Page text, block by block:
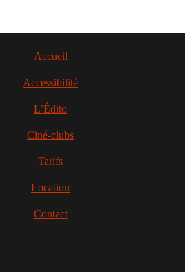
Accueil
Accessibilité
L’Édito
Ciné-clubs
Tarifs
Location
Contact